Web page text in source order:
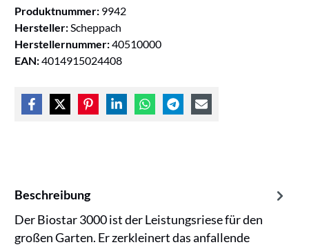
Produktnummer: 9942
Hersteller: Scheppach
Herstellernummer:40510000
EAN:4014915024408
Beschreibung
Der Biostar 3000 ist der Leistungsriese für den
großen Garten. Er zerkleinert das anfallende